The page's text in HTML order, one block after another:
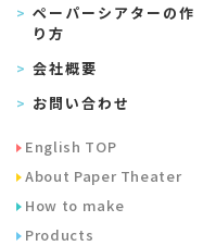
ペーパーシアターの作
り方
会社概要
お問い合わせ
English TOP
About Paper Theater
How to make
Products